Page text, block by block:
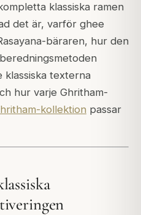
klassiska ramen
det är, varför ghee
bäraren, hur den
klassiska texterna
hur varje Ghritham-
kollektion passar